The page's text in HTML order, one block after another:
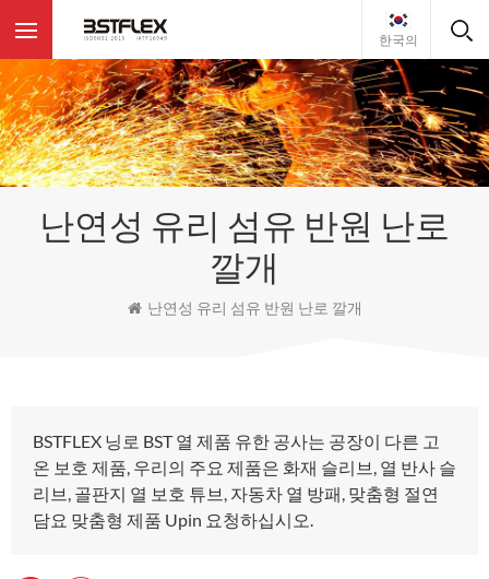
한국의
난연성 유리 섬유 반원 난로
깔개
난연성 유리 섬유 반원 난로 깔개
BSTFLEX 닝로 BST 열 제품 유한 공사는 공장이 다른 고
온 보호 제품, 우리의 주요 제품은 화재 슬리브, 열 반사 슬
리브, 골판지 열 보호 튜브, 자동차 열 방패, 맞춤형 절연
담요 맞춤형 제품 Upin 요청하십시오.